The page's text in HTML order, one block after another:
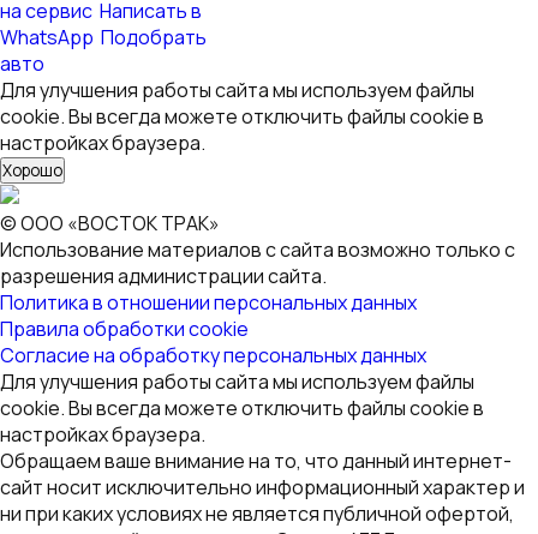
на сервис Написать в
WhatsApp Подобрать
авто
Для улучшения работы сайта мы используем файлы
cookie. Вы всегда можете отключить файлы cookie в
настройках браузера.
Хорошо
© ООО «ВОСТОК ТРАК»
Использование материалов с сайта возможно только с
разрешения администрации сайта.
Политика в отношении персональных данных
Правила обработки cookie
Согласие на обработку персональных данных
Для улучшения работы сайта мы используем файлы
cookie. Вы всегда можете отключить файлы cookie в
настройках браузера.
Обращаем ваше внимание на то, что данный интернет-
сайт носит исключительно информационный характер и
ни при каких условиях не является публичной офертой,